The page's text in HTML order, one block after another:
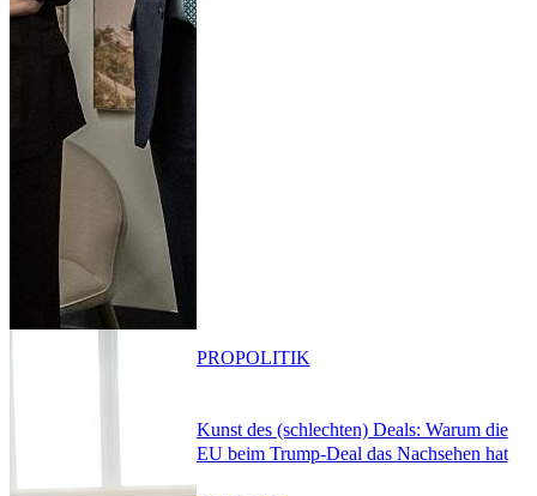
Kunst des (schlechten) Deals: Warum die
EU beim Trump-Deal das Nachsehen hat
PROPOLITIK